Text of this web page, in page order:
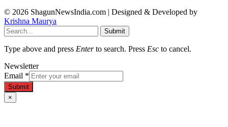
© 2026 ShagunNewsIndia.com | Designed & Developed by
Krishna Maurya
Submit
Type above and press Enterto search. Press Esc to cancel.
Newsletter
Email *
Submit
×